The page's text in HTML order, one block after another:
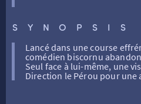
RETOUR
THÉ CINÉ
ATELIERS PRATIQUES
LA SÉLECTION DES AMIS DU
D’ACTUALITÉS
HISTORIQUE
NOS SALLES
SYNOPSIS
Lancé dans une course
comédien biscornu
Seul face à lui-même, une
Direction le Pérou pour